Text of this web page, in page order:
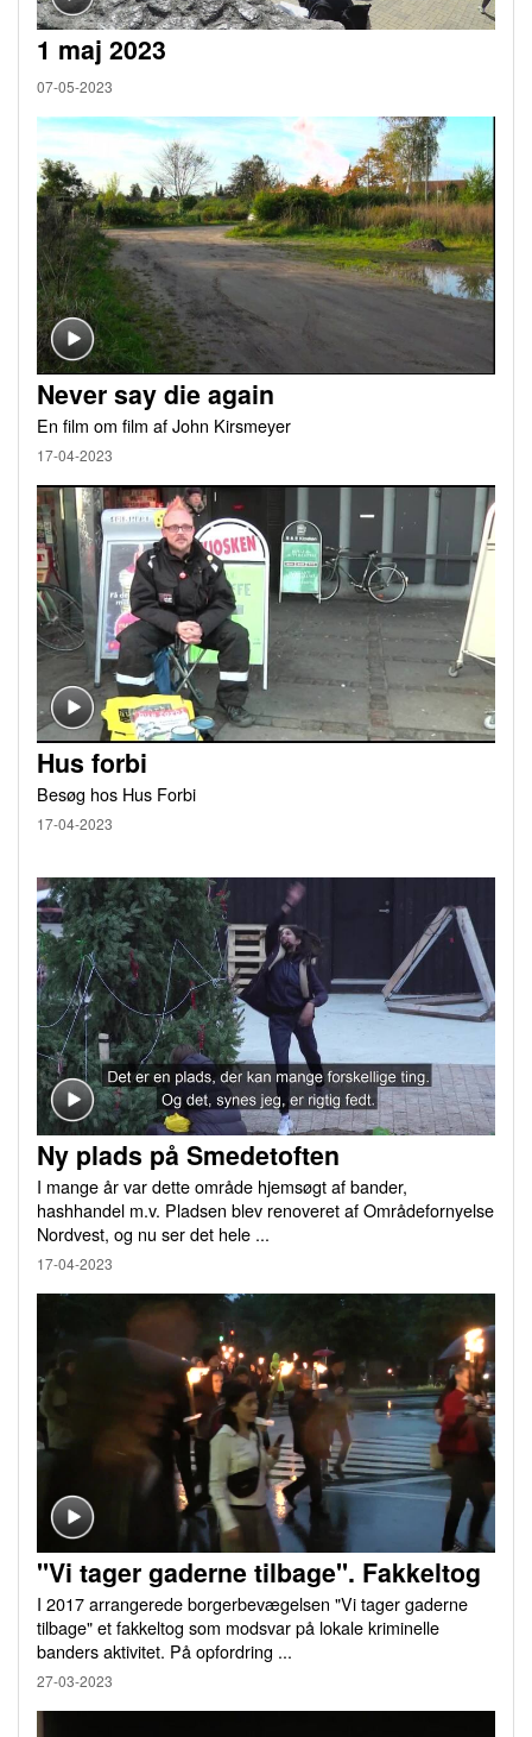
1 maj 2023
07-05-2023
Never say die again
En film om film af John Kirsmeyer
17-04-2023
Hus forbi
Besøg hos Hus Forbi
17-04-2023
Ny plads på Smedetoften
I mange år var dette område hjemsøgt af bander,
hashhandel m.v. Pladsen blev renoveret af Områdefornyelse
Nordvest, og nu ser det hele ...
17-04-2023
"Vi tager gaderne tilbage". Fakkeltog
I 2017 arrangerede borgerbevægelsen "Vi tager gaderne
tilbage" et fakkeltog som modsvar på lokale kriminelle
banders aktivitet. På opfordring ...
27-03-2023